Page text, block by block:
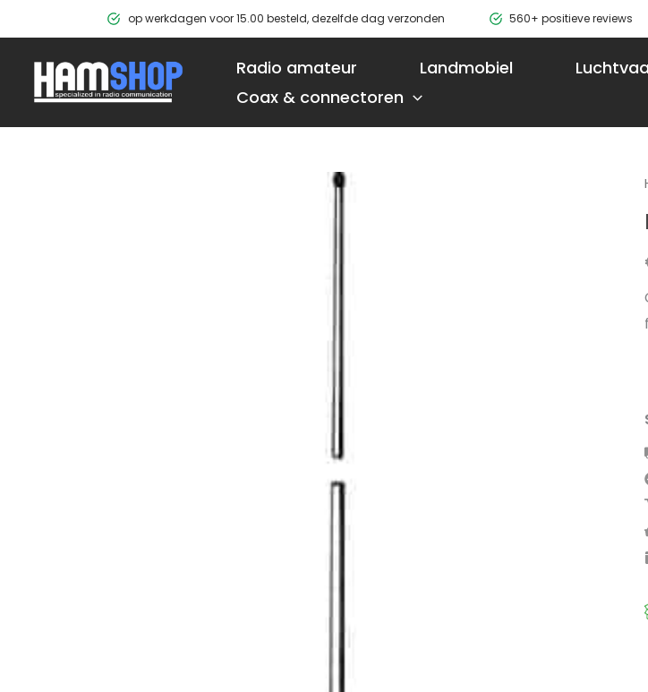
op werkdagen voor 15.00 besteld, dezelfde dag verzonden 560+ positieve reviews
naar
Radio amateur Landmobiel
Coax & connectoren